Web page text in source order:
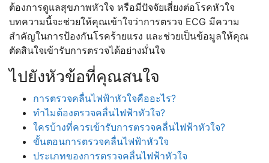
ต้องการดูแลสุขภาพหัวใจ หรือมีปัจจัยเสี่ยงต่อโรคหัวใจ
บทความนี้จะช่วยให้คุณเข้าใจว่าการตรวจ ECG มีความ
สำคัญในการป้องกันโรคร้ายแรง และช่วยเป็นข้อมูลให้คุณ
ตัดสินใจเข้ารับการตรวจได้อย่างมั่นใจ
ไปยังหัวข้อที่คุณสนใจ
การตรวจคลื่นไฟฟ้าหัวใจคืออะไร?
ทำไมต้องตรวจคลื่นไฟฟ้าหัวใจ?
ใครบ้างที่ควรเข้ารับการตรวจคลื่นไฟฟ้าหัวใจ?
ขั้นตอนการตรวจคลื่นไฟฟ้าหัวใจ
ประเภทของการตรวจคลื่นไฟฟ้าหัวใจ